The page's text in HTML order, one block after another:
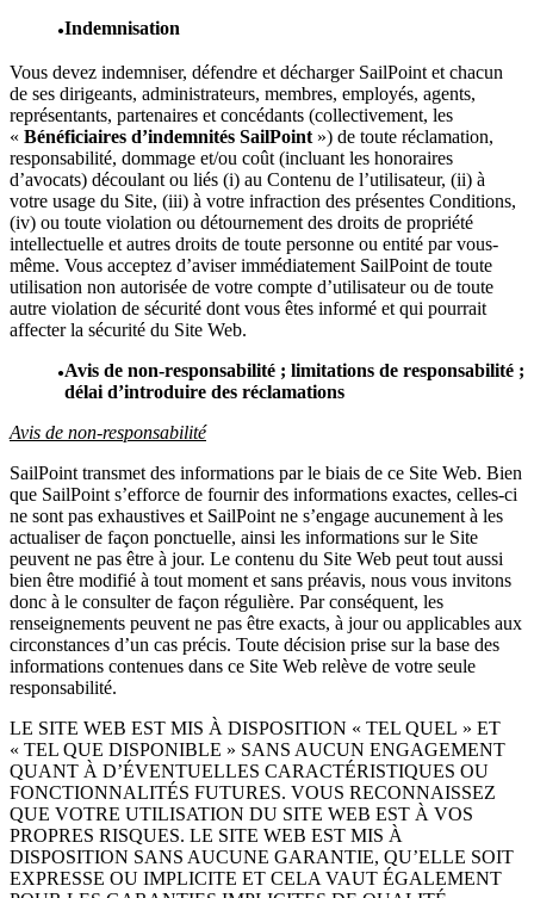
Indemnisation
Vous devez indemniser, défendre et décharger SailPoint et chacun
de ses dirigeants, administrateurs, membres, employés, agents,
représentants, partenaires et concédants (collectivement, les
« Bénéficiaires d’indemnités SailPoint ») de toute réclamation,
responsabilité, dommage et/ou coût (incluant les honoraires
d’avocats) découlant ou liés (i) au Contenu de l’utilisateur, (ii) à
votre usage du Site, (iii) à votre infraction des présentes Conditions,
(iv) ou toute violation ou détournement des droits de propriété
intellectuelle et autres droits de toute personne ou entité par vous-
même. Vous acceptez d’aviser immédiatement SailPoint de toute
utilisation non autorisée de votre compte d’utilisateur ou de toute
autre violation de sécurité dont vous êtes informé et qui pourrait
affecter la sécurité du Site Web.
Avis de non-responsabilité ; limitations de responsabilité ;
délai d’introduire des réclamations
Avis de non-responsabilité
SailPoint transmet des informations par le biais de ce Site Web. Bien
que SailPoint s’efforce de fournir des informations exactes, celles-ci
ne sont pas exhaustives et SailPoint ne s’engage aucunement à les
actualiser de façon ponctuelle, ainsi les informations sur le Site
peuvent ne pas être à jour. Le contenu du Site Web peut tout aussi
bien être modifié à tout moment et sans préavis, nous vous invitons
donc à le consulter de façon régulière. Par conséquent, les
renseignements peuvent ne pas être exacts, à jour ou applicables aux
circonstances d’un cas précis. Toute décision prise sur la base des
informations contenues dans ce Site Web relève de votre seule
responsabilité.
LE SITE WEB EST MIS À DISPOSITION « TEL QUEL » ET
« TEL QUE DISPONIBLE » SANS AUCUN ENGAGEMENT
QUANT À D’ÉVENTUELLES CARACTÉRISTIQUES OU
FONCTIONNALITÉS FUTURES. VOUS RECONNAISSEZ
QUE VOTRE UTILISATION DU SITE WEB EST À VOS
PROPRES RISQUES. LE SITE WEB EST MIS À
DISPOSITION SANS AUCUNE GARANTIE, QU’ELLE SOIT
EXPRESSE OU IMPLICITE ET CELA VAUT ÉGALEMENT